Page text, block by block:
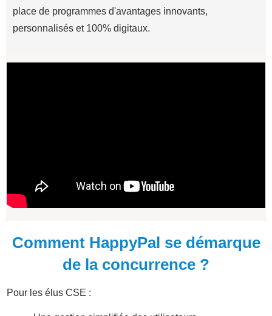
place de programmes d'avantages innovants,
personnalisés et 100% digitaux.
Comment HappyPal se démarque
de la concurrence ?
Pour les élus CSE :